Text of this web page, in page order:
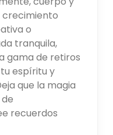
crecimiento
o
tranquila,
gama de retiros
espíritu y
que la magia
recuerdos